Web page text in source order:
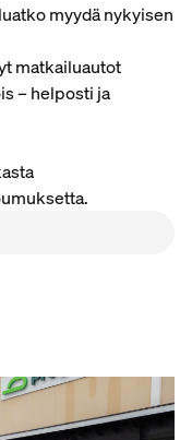
myydä nykyisen
matkailuautot
– helposti ja